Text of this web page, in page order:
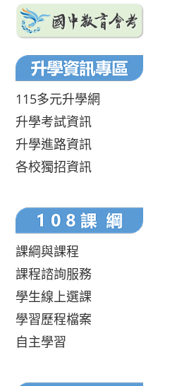
115多元升學網
升學考試資訊
升學進路資訊
各校獨招資訊
課綱與課程
課程諮詢服務
學生線上選課
學習歷程檔案
自主學習